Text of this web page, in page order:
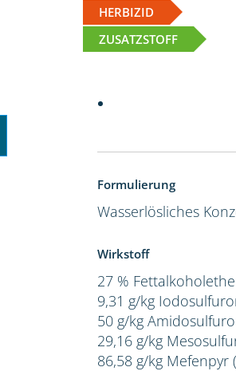
HERBIZID
ZUSATZSTOFF
Formulierung
Wasserlösliches
Wirkstoff
27 %
9,31 g/kg
50 g/kg
29,16 g/kg
86,58 g/kg Mefenpyr